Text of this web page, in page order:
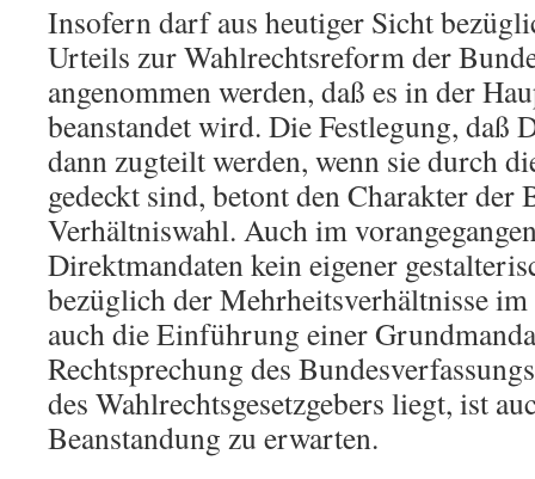
Insofern darf aus heutiger Sicht
Urteils zur Wahlrechtsreform der
angenommen werden, daß es in der
beanstandet wird. Die Festlegung, daß
dann zugteilt werden, wenn sie durch
gedeckt sind, betont den Charakter der
Verhältniswahl. Auch im
Direktmandaten kein eigener
bezüglich der Mehrheitsverhältnisse
auch die Einführung einer
Rechtsprechung des
des Wahlrechtsgesetzgebers liegt, ist
Beanstandung zu erwarten.